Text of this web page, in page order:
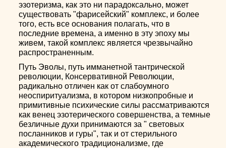
эзотеризма, как это ни парадоксально, может
существовать "фарисейский" комплекс, и более
того, есть все основания полагать, что в
последние времена, а именно в эту эпоху мы
живем, такой комплекс является чрезвычайно
распространенным.
Путь Эволы, путь имманетной тантрической
революции, Консервативной Революции,
радикально отличен как от слабоумного
неоспиритуализма, в котором низкопробные и
примитивные психические силы рассматриваются
как венец эзотерического совершенства, а темные
безличные духи принимаются за " световых
посланников и гуры", так и от стерильного
академического традиционализме, где